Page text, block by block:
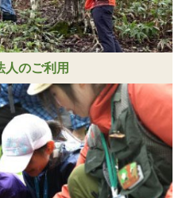
人のご利用